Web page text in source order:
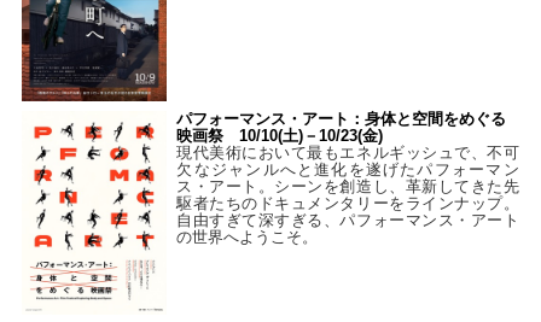
パフォーマンス・アート：身体と空間をめぐる
映画祭 10/10(土)－10/23(金)
現代美術において最もエネルギッシュで、不可
欠なジャンルへと進化を遂げたパフォーマン
ス・アート。シーンを創造し、革新してきた先
駆者たちのドキュメンタリーをラインナップ。
自由すぎて深すぎる、パフォーマンス・アート
の世界へようこそ。